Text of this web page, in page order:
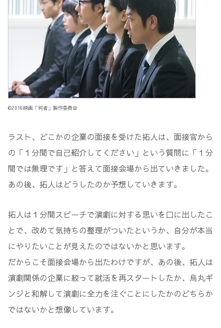
©2016映画「何者」製作委員会
ラスト、どこかの企業の面接を受けた拓人は、面接官から
の「１分間で自己紹介してください」という質問に「１分
間では無理です」と答えて面接会場から出ていきました。
あの後、拓人はどうしたのか予想していきます。
拓人は１分間スピーチで演劇に対する思いを口に出したこ
とで、改めて気持ちの整理がついたというか、自分が本当
にやりたいことが見えたのではないかと思います。
だからこそ面接会場から出たわけですが、あの後、拓人は
演劇関係の企業に絞って就活を再スタートしたか、烏丸ギ
ンジと和解して演劇に全力を注ぐことにしたかのどちらか
ではないかと想像しています。